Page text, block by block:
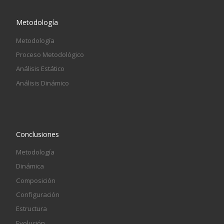
Metodología
Metodología
Proceso Metodológico
Análisis Estático
Análisis Dinámico
Conclusiones
Metodología
Dinámica
Composición
Configuración
Estructura